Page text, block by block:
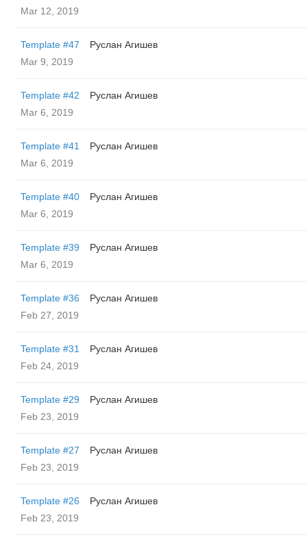
Mar 12, 2019
Template #47
Руслан Агишев
Mar 9, 2019
Template #42
Руслан Агишев
Mar 6, 2019
Template #41
Руслан Агишев
Mar 6, 2019
Template #40
Руслан Агишев
Mar 6, 2019
Template #39
Руслан Агишев
Mar 6, 2019
Template #36
Руслан Агишев
Feb 27, 2019
Template #31
Руслан Агишев
Feb 24, 2019
Template #29
Руслан Агишев
Feb 23, 2019
Template #27
Руслан Агишев
Feb 23, 2019
Template #26
Руслан Агишев
Feb 23, 2019